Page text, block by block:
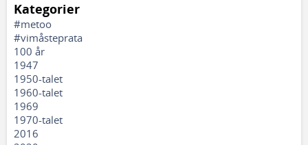
Kategorier
#metoo
#vimåsteprata
100 år
1947
1950-talet
1960-talet
1969
1970-talet
2016